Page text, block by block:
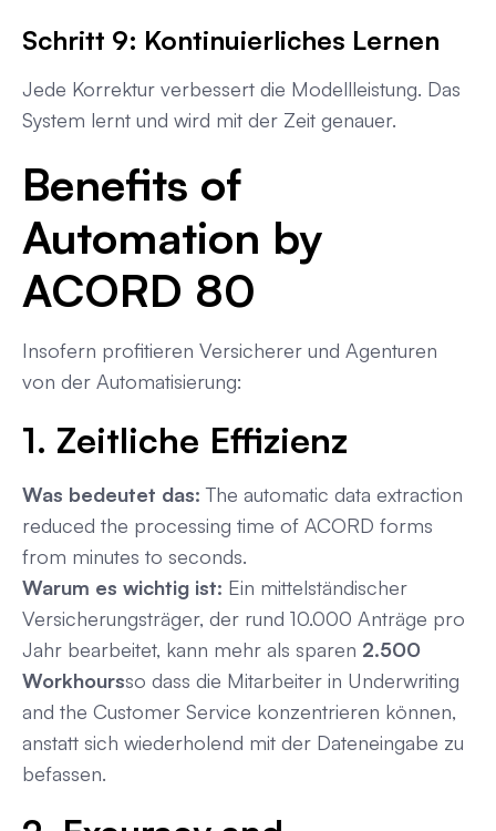
Schritt 9: Kontinuierliches Lernen
Jede Korrektur verbessert die Modellleistung. Das
System lernt und wird mit der Zeit genauer.
Benefits of
Automation by
ACORD 80
Insofern profitieren Versicherer und Agenturen
von der Automatisierung:
1. Zeitliche Effizienz
Was bedeutet das: The automatic data extraction
reduced the processing time of ACORD forms
from minutes to seconds.
Warum es wichtig ist: Ein mittelständischer
Versicherungsträger, der rund 10.000 Anträge pro
Jahr bearbeitet, kann mehr als sparen 2.500
Workhoursso dass die Mitarbeiter in Underwriting
and the Customer Service konzentrieren können,
anstatt sich wiederholend mit der Dateneingabe zu
befassen.